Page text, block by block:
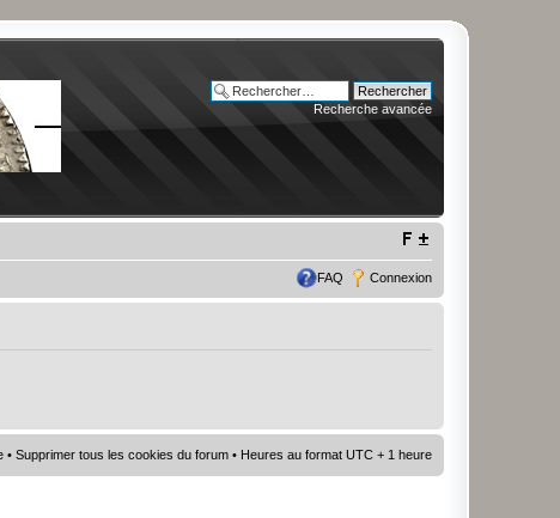
Recherche avancée
FAQ Connexion
• Supprimer tous les cookies du forum • Heures au format UTC + 1 heure